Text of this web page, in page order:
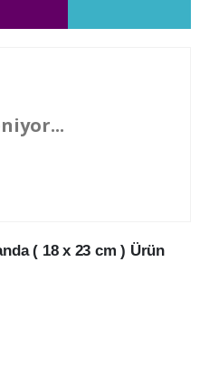
( 18 x 23 cm ) Ürün